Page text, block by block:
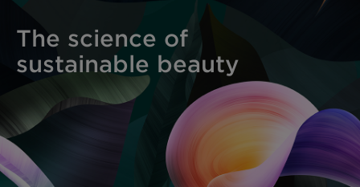
The science of
sustainable beauty